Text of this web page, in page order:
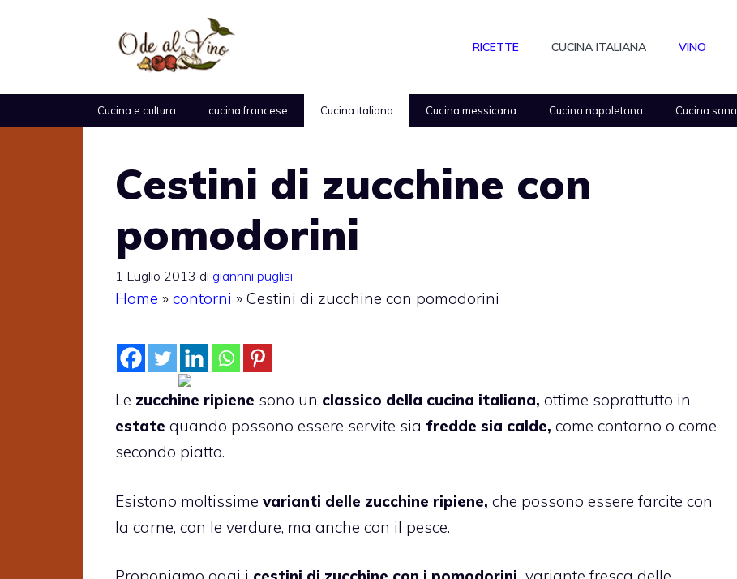
RICETTE CUCINA ITALIANA VINO
Cucina e cultura cucina francese Cucina italiana Cucina messicana Cucina napoletana Cucina sana
Cestini di zucchine con
pomodorini
1 Luglio 2013 di giannni puglisi
Home » contorni » Cestini di zucchine con pomodorini
Le zucchine ripiene sono un classico della cucina italiana, ottime soprattutto in
estate quando possono essere servite sia fredde sia calde, come contorno o come
secondo piatto.
Esistono moltissime varianti delle zucchine ripiene, che possono essere farcite con
la carne, con le verdure, ma anche con il pesce.